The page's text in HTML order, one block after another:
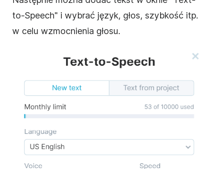
to-Speech" i wybrać język, głos, szybkość itp.
w celu wzmocnienia głosu.